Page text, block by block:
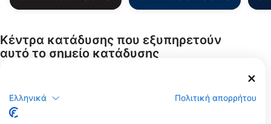
Κέντρα κατάδυσης που εξυπηρετούν
αυτό το σημείο κατάδυσης
Funny Diving GmbH,
Ελληνικά Πολιτική απορρήτου